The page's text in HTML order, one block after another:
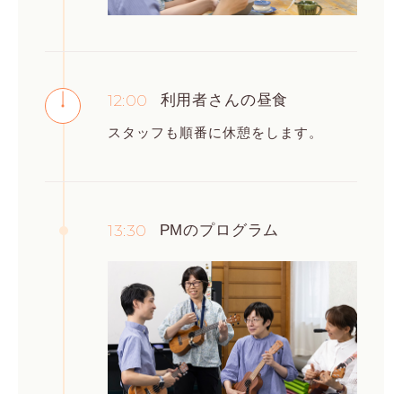
12:00 利用者さんの昼食
スタッフも順番に休憩をします。
13:30 PMのプログラム